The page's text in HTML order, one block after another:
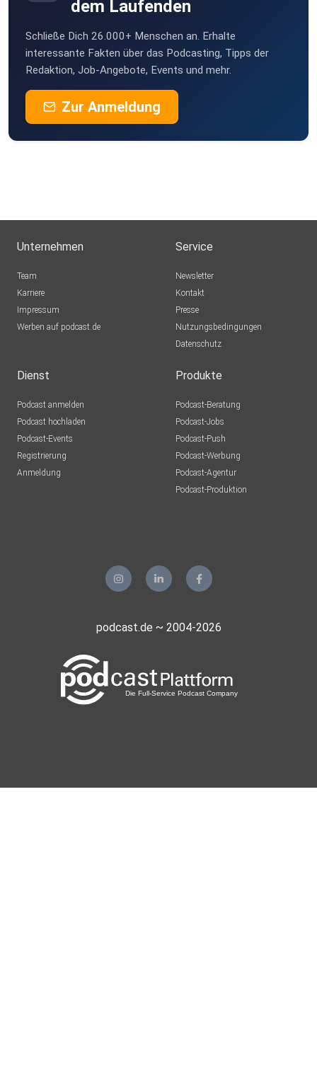
dem Laufenden
Schließe Dich 26.000+ Menschen an. Erhalte
interessante Fakten über das Podcasting, Tipps der
Redaktion, Job-Angebote, Events und mehr.
Zur Anmeldung
Unternehmen
Team
Karriere
Impressum
Werben auf podcast.de
Service
Newsletter
Kontakt
Presse
Nutzungsbedingungen
Datenschutz
Dienst
Podcast anmelden
Podcast hochladen
Podcast-Events
Registrierung
Anmeldung
Produkte
Podcast-Beratung
Podcast-Jobs
Podcast-Push
Podcast-Werbung
Podcast-Agentur
Podcast-Produktion
podcast.de ~ 2004-2026